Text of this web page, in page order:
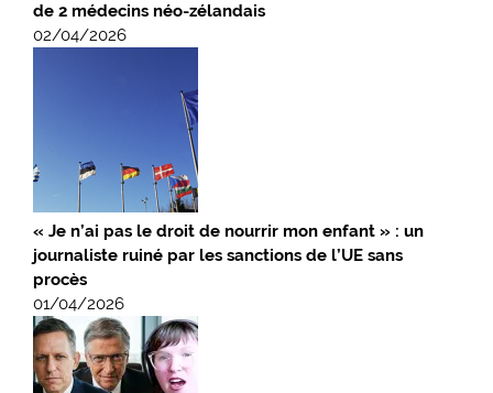
de 2 médecins néo-zélandais
02/04/2026
« Je n’ai pas le droit de nourrir mon enfant » : un
journaliste ruiné par les sanctions de l’UE sans
procès
01/04/2026